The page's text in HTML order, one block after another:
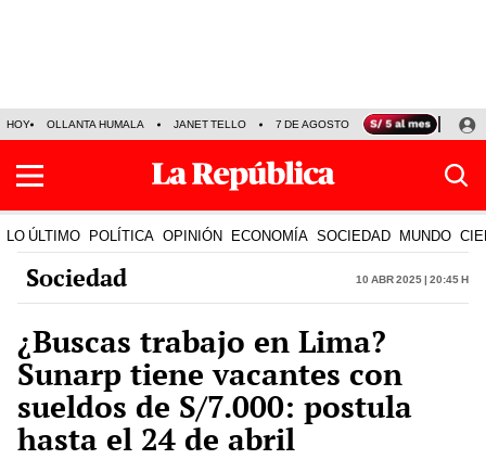
HOY OLLANTA HUMALA JANET TELLO 7 DE AGOSTO TINKA RESULTADOS
LO ÚLTIMO POLÍTICA OPINIÓN ECONOMÍA SOCIEDAD MUNDO
Sociedad 10 Abr 2025 | 20:45 h
¿Buscas trabajo en Lima?
Sunarp tiene vacantes con
sueldos de S/7.000: postula
hasta el 24 de abril